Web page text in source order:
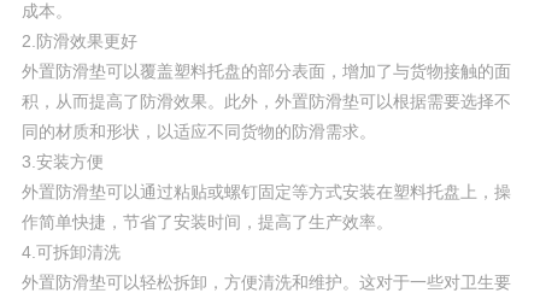
成本。
2.防滑效果更好
外置防滑垫可以覆盖塑料托盘的部分表面，增加了与货物接触的面
积，从而提高了防滑效果。此外，外置防滑垫可以根据需要选择不
同的材质和形状，以适应不同货物的防滑需求。
3.安装方便
外置防滑垫可以通过粘贴或螺钉固定等方式安装在塑料托盘上，操
作简单快捷，节省了安装时间，提高了生产效率。
4.可拆卸清洗
外置防滑垫可以轻松拆卸，方便清洗和维护。这对于一些对卫生要